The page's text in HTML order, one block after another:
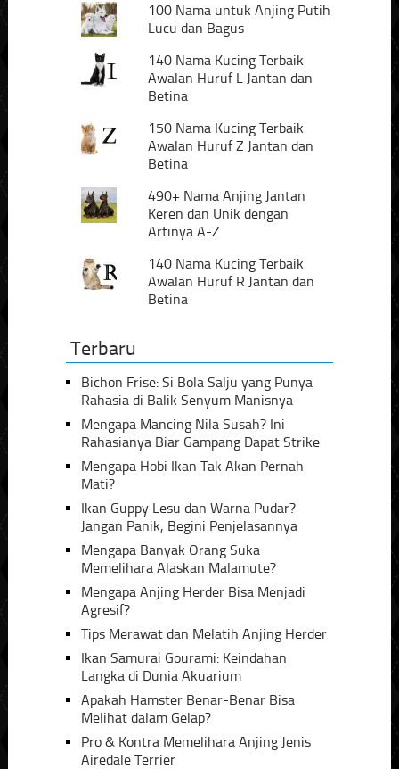
100 Nama untuk Anjing Putih
Lucu dan Bagus
140 Nama Kucing Terbaik
Awalan Huruf L Jantan dan
Betina
150 Nama Kucing Terbaik
Awalan Huruf Z Jantan dan
Betina
490+ Nama Anjing Jantan
Keren dan Unik dengan
Artinya A-Z
140 Nama Kucing Terbaik
Awalan Huruf R Jantan dan
Betina
Terbaru
Bichon Frise: Si Bola Salju yang Punya
Rahasia di Balik Senyum Manisnya
Mengapa Mancing Nila Susah? Ini
Rahasianya Biar Gampang Dapat Strike
Mengapa Hobi Ikan Tak Akan Pernah
Mati?
Ikan Guppy Lesu dan Warna Pudar?
Jangan Panik, Begini Penjelasannya
Mengapa Banyak Orang Suka
Memelihara Alaskan Malamute?
Mengapa Anjing Herder Bisa Menjadi
Agresif?
Tips Merawat dan Melatih Anjing Herder
Ikan Samurai Gourami: Keindahan
Langka di Dunia Akuarium
Apakah Hamster Benar-Benar Bisa
Melihat dalam Gelap?
Pro & Kontra Memelihara Anjing Jenis
Airedale Terrier